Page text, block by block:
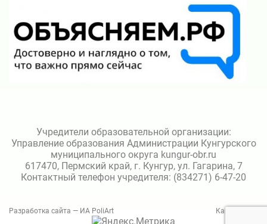
Учредители образовательной организации:
Управление образования Администрации Кунгурского
муниципального округа kungur-obr.ru
617470, Пермский край, г. Кунгур, ул. Гагарина, 7
Контактный телефон учредителя: (834271) 6-47-20
Разработка сайта — ИА PoliArt Карта сайта